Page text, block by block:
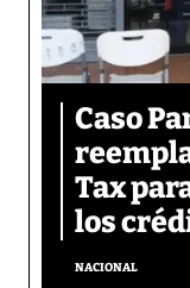
Caso
Tax
los
NACIONAL